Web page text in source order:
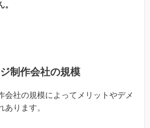
制作会社の規模
会社の規模によってメリットやデメ
あります。